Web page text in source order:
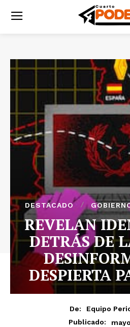
DESTACADO
REVELAN
DETRÁS DE
DESPIERTA
De:
Equipo
Publicado: